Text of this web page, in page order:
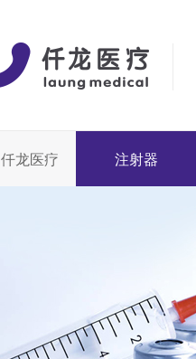
仟龙医疗 注射器